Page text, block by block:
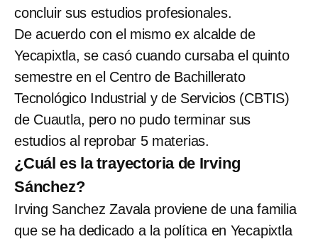
concluir sus estudios profesionales.
De acuerdo con el mismo ex alcalde de
Yecapixtla, se casó cuando cursaba el quinto
semestre en el Centro de Bachillerato
Tecnológico Industrial y de Servicios (CBTIS)
de Cuautla, pero no pudo terminar sus
estudios al reprobar 5 materias.
¿Cuál es la trayectoria de Irving
Sánchez?
Irving Sanchez Zavala proviene de una familia
que se ha dedicado a la política en Yecapixtla